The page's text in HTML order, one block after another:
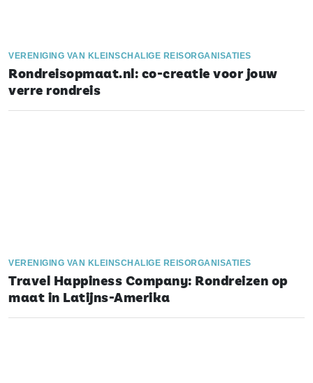
VERENIGING VAN KLEINSCHALIGE REISORGANISATIES
Rondreisopmaat.nl: co-creatie voor jouw
verre rondreis
VERENIGING VAN KLEINSCHALIGE REISORGANISATIES
Travel Happiness Company: Rondreizen op
maat in Latijns-Amerika